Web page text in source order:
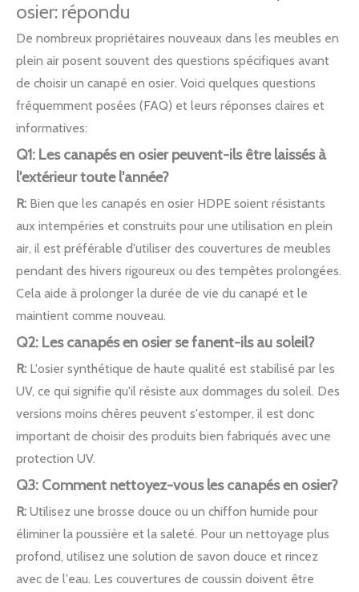
osier: répondu
De nombreux propriétaires nouveaux dans les meubles en
plein air posent souvent des questions spécifiques avant
de choisir un canapé en osier. Voici quelques questions
fréquemment posées (FAQ) et leurs réponses claires et
informatives:
Q1: Les canapés en osier peuvent-ils être laissés à
l'extérieur toute l'année?
R: Bien que les canapés en osier HDPE soient résistants
aux intempéries et construits pour une utilisation en plein
air, il est préférable d'utiliser des couvertures de meubles
pendant des hivers rigoureux ou des tempêtes prolongées.
Cela aide à prolonger la durée de vie du canapé et le
maintient comme nouveau.
Q2: Les canapés en osier se fanent-ils au soleil?
R: L'osier synthétique de haute qualité est stabilisé par les
UV, ce qui signifie qu'il résiste aux dommages du soleil. Des
versions moins chères peuvent s'estomper, il est donc
important de choisir des produits bien fabriqués avec une
protection UV.
Q3: Comment nettoyez-vous les canapés en osier?
R: Utilisez une brosse douce ou un chiffon humide pour
éliminer la poussière et la saleté. Pour un nettoyage plus
profond, utilisez une solution de savon douce et rincez
avec de l'eau. Les couvertures de coussin doivent être